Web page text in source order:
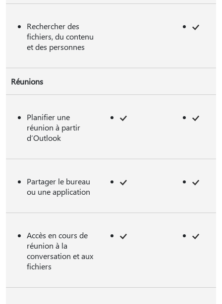
Rechercher des
fichiers, du contenu
et des personnes
Réunions
Planifier une
réunion à partir
d’Outlook
Partager le bureau
ou une application
Accès en cours de
réunion à la
conversation et aux
fichiers